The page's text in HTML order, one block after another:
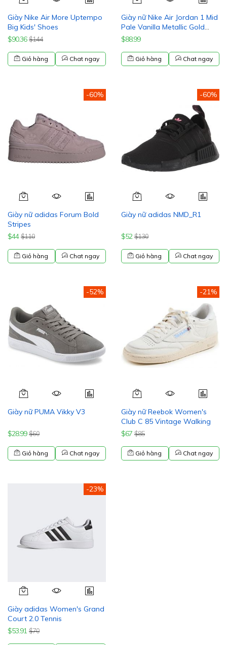
Giày Nike Air More Uptempo
Big Kids' Shoes
$90.36 $144
Giỏ hàng Chat ngay
Giày nữ Nike Air Jordan 1 Mid
Pale Vanilla Metallic Gold
FB9892-200 NEW
$88.99
Giỏ hàng Chat ngay
-60%
Giày nữ adidas Forum Bold
Stripes
$44 $110
Giỏ hàng Chat ngay
-60%
Giày nữ adidas NMD_R1
$52 $130
Giỏ hàng Chat ngay
-52%
Giày nữ PUMA Vikky V3
$28.99 $60
Giỏ hàng Chat ngay
-21%
Giày nữ Reebok Women's
Club C 85 Vintage Walking
$67 $85
Giỏ hàng Chat ngay
-23%
Giày adidas Women's Grand
Court 2.0 Tennis
$53.91 $70